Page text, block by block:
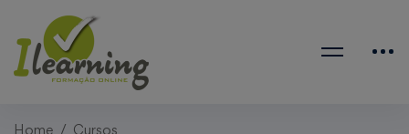
Home
Cursos